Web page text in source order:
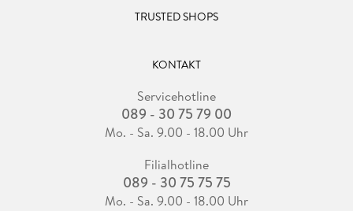
TRUSTED SHOPS
KONTAKT
Servicehotline
089 - 30 75 79 00
Mo. - Sa. 9.00 - 18.00 Uhr
Filialhotline
089 - 30 75 75 75
Mo. - Sa. 9.00 - 18.00 Uhr